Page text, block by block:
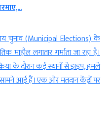
को बंपर...
के फलता में हुई री-पोलिंग (Re-
से शुरू हो गई है. बताया जा रहा है
की जा रही है. इसके बाद
गिने जाएंगे. वहीं, टीएमसी